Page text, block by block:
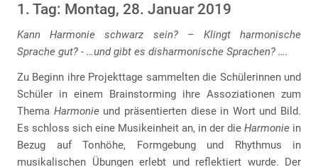
1. Tag: Montag, 28. Januar 2019
Kann Harmonie schwarz sein? – Klingt harmonische
Sprache gut? - …und gibt es disharmonische Sprachen? ….
Zu Beginn ihre Projekttage sammelten die Schülerinnen und
Schüler in einem Brainstorming ihre Assoziationen zum
Thema Harmonieund präsentierten diese in Wort und Bild.
Es schloss sich eine Musikeinheit an, in der die Harmonie in
Bezug auf Tonhöhe, Formgebung und Rhythmus in
musikalischen Übungen erlebt und reflektiert wurde. Der